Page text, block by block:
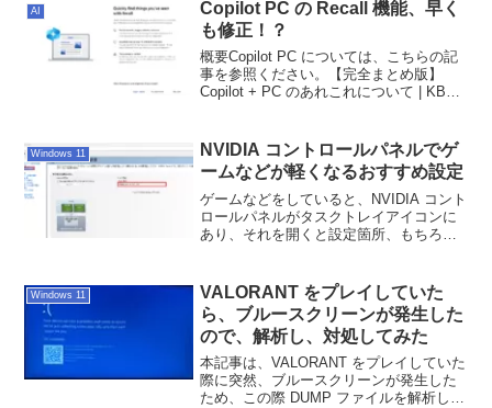
です。今回は、それらの内容を検証して
みます。
AI
Copilot PC の Recall 機能、早く
も修正！？
概要Copilot PC については、こちらの記
事を参照ください。【完全まとめ版】
Copilot + PC のあれこれについて | KBま
Windows 11
NVIDIA コントロールパネルでゲ
ームなどが軽くなるおすすめ設定
ゲームなどをしていると、NVIDIA コント
ロールパネルがタスクトレイアイコンに
あり、それを開くと設定箇所、もちろん
向上のおススメ設定を紹介するととも
に、その設定内容の解説までします。
Windows 11
VALORANT をプレイしていた
ら、ブルースクリーンが発生した
ので、解析し、対処してみた
本記事は、VALORANT をプレイしていた
際に突然、ブルースクリーンが発生した
ため、この際 DUMP ファイルを解析し、